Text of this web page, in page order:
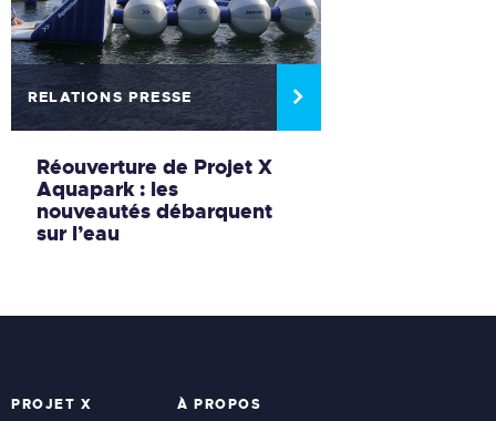
RELATIONS PRESSE
Réouverture de Projet X
Aquapark : les
nouveautés débarquent
sur l’eau
PROJET X
À PROPOS